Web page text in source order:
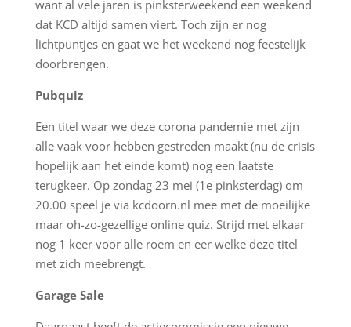
want al vele jaren is pinksterweekend een weekend
dat KCD altijd samen viert. Toch zijn er nog
lichtpuntjes en gaat we het weekend nog feestelijk
doorbrengen.
Pubquiz
Een titel waar we deze corona pandemie met zijn
alle vaak voor hebben gestreden maakt (nu de crisis
hopelijk aan het einde komt) nog een laatste
terugkeer. Op zondag 23 mei (1e pinksterdag) om
20.00 speel je via kcdoorn.nl mee met de moeilijke
maar oh-zo-gezellige online quiz. Strijd met elkaar
nog 1 keer voor alle roem en eer welke deze titel
met zich meebrengt.
Garage Sale